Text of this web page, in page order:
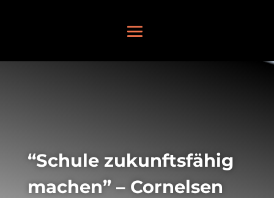
“Schule zukunftsfähig
machen” – Cornelsen